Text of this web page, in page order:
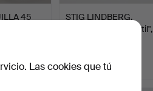
45
STIG LINDBERG.
FUENTE, gres, "Reptil",
32 USD
Las cookies que tú